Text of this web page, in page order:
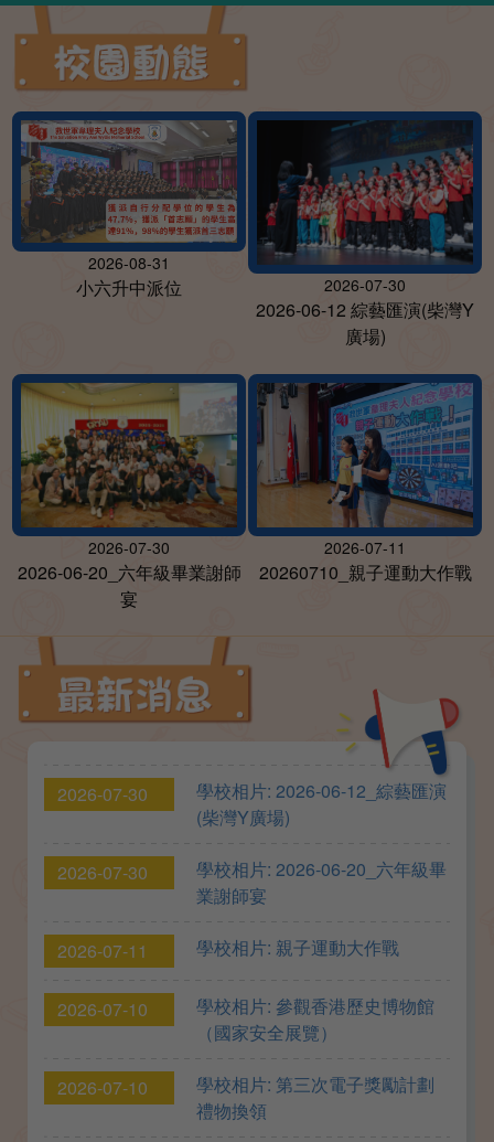
2026-08-31
小六升中派位 2026-07-30
2026-06-12 綜藝匯演(柴灣Y
廣場)
2026-07-30
2026-06-20_六年級畢業謝師
宴
2026-07-11
20260710_親子運動大作戰
2026-07-30
學校相片: 2026-06-12_綜藝匯演
(柴灣Y廣場)
2026-07-30
學校相片: 2026-06-20_六年級畢
業謝師宴
2026-07-11 學校相片: 親子運動大作戰
2026-07-10
學校相片: 參觀香港歷史博物館
（國家安全展覽）
2026-07-10
學校相片: 第三次電子獎勵計劃
禮物換領